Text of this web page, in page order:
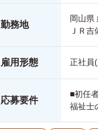
勤務地
岡山
ＪＲ
雇用形態 正社員
応募要件
■初任
福祉士